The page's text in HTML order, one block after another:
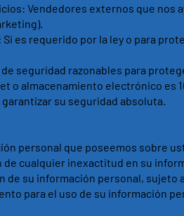
Vendedores externos que nos
es requerido por la ley o para
seguridad razonables para
o almacenamiento electrónico es
su seguridad absoluta.
personal que poseemos sobre
cualquier inexactitud en su
su información personal, sujeto
para el uso de su información